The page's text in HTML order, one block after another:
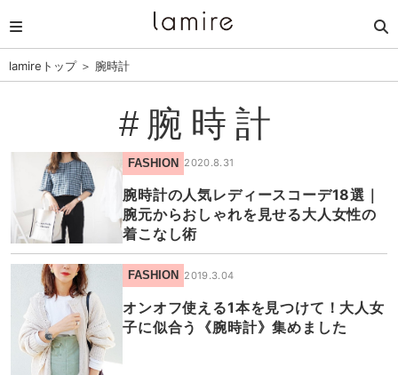
lamireトップ＞ 腕時計
#腕時計
FASHION 2020.8.31
腕時計の人気レディースコーデ18選｜
腕元からおしゃれを見せる大人女性の
着こなし術
FASHION 2019.3.04
オンオフ使える1本を見つけて！大人女
子に似合う《腕時計》集めました